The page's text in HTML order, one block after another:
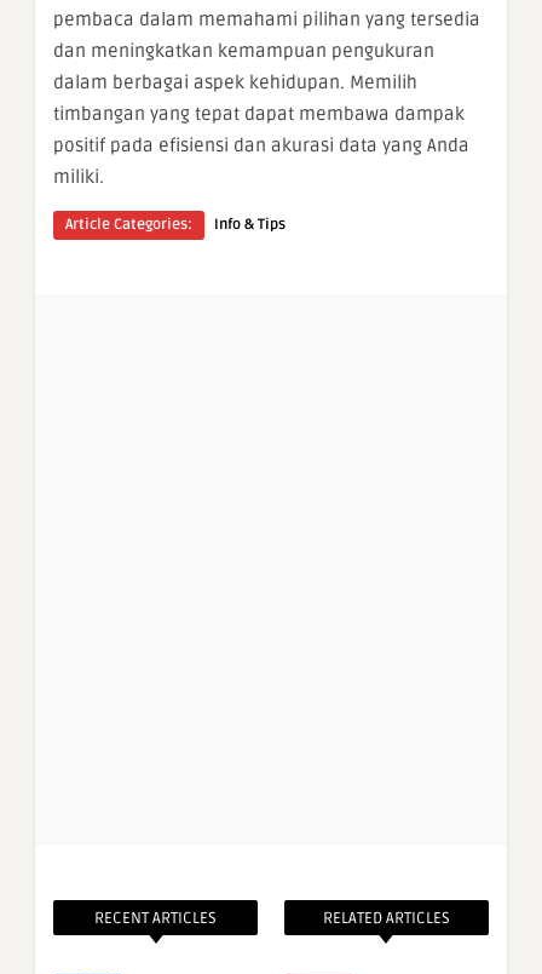
pembaca dalam memahami pilihan yang tersedia
dan meningkatkan kemampuan pengukuran
dalam berbagai aspek kehidupan. Memilih
timbangan yang tepat dapat membawa dampak
positif pada efisiensi dan akurasi data yang Anda
miliki.
Article Categories: Info & Tips
RECENT ARTICLES RELATED ARTICLES